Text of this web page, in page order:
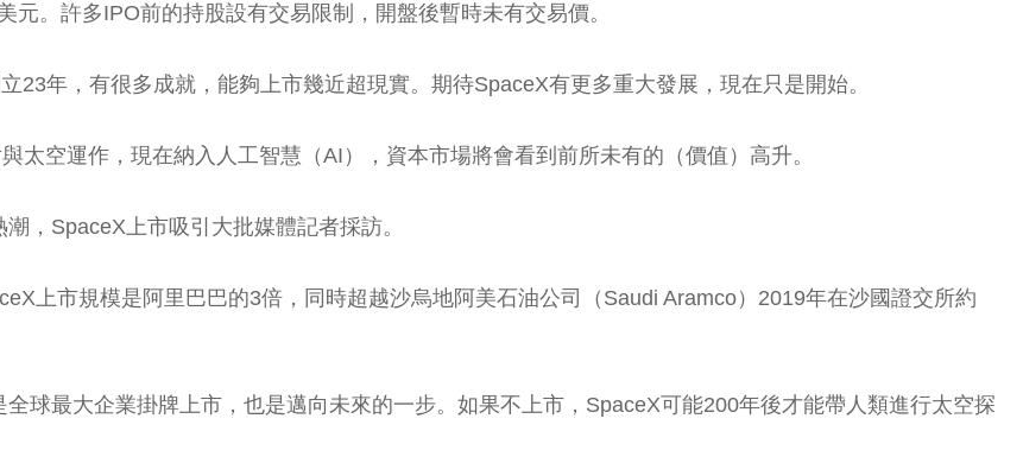
。許多IPO前的持股設有交易限制，開盤後暫時未有交易價。
23年，有很多成就，能夠上市幾近超現實。期待SpaceX有更多重大發展，現在只是開始。
太空運作，現在納入人工智慧（AI），資本市場將會看到前所未有的（價值）高升。
，SpaceX上市吸引大批媒體記者採訪。
上市規模是阿里巴巴的3倍，同時超越沙烏地阿美石油公司（Saudi Aramco）2019年在沙國證交所約
球最大企業掛牌上市，也是邁向未來的一步。如果不上市，SpaceX可能200年後才能帶人類進行太空探